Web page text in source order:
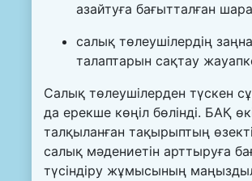
азайтуға бағытталған
салық төлеушілердің
талаптарын сақтау
Салық төлеушілерден түскен
да ерекше көңіл бөлінді. БАҚ
талқыланған тақырыптың
салық мәдениетін арттыруға
түсіндіру жұмысының